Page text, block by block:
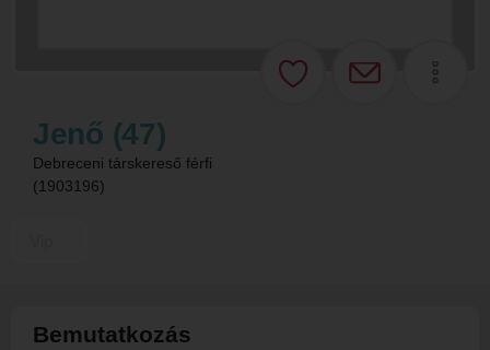
Jenő (47)
Debreceni társkereső férfi
(1903196)
Bemutatkozás